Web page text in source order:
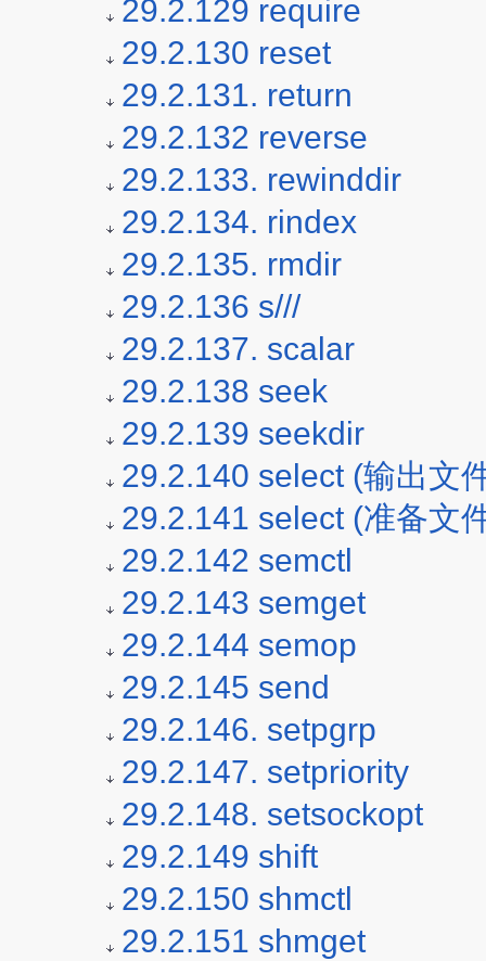
29.2.129 require
29.2.130 reset
29.2.131. return
29.2.132 reverse
29.2.133. rewinddir
29.2.134. rindex
29.2.135. rmdir
29.2.136 s///
29.2.137. scalar
29.2.138 seek
29.2.139 seekdir
29.2.140 select (输出文
29.2.141 select (准备文
29.2.142 semctl
29.2.143 semget
29.2.144 semop
29.2.145 send
29.2.146. setpgrp
29.2.147. setpriority
29.2.148. setsockopt
29.2.149 shift
29.2.150 shmctl
29.2.151 shmget